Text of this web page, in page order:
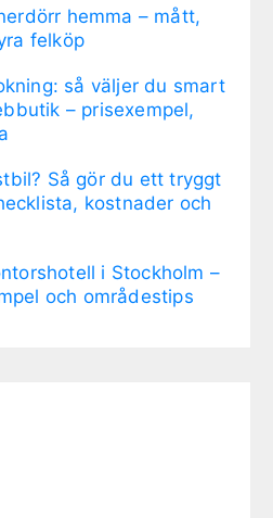
hemma – mått,
felköp
så väljer du smart
– prisexempel,
Så gör du ett tryggt
kostnader och
i Stockholm –
och områdestips